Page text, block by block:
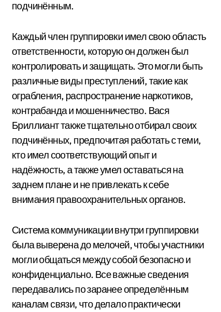
подчинённым.
Каждый член группировки имел свою область
ответственности, которую он должен был
контролировать и защищать. Это могли быть
различные виды преступлений, такие как
ограбления, распространение наркотиков,
контрабанда и мошенничество. Вася
Бриллиант также тщательно отбирал своих
подчинённых, предпочитая работать с теми,
кто имел соответствующий опыт и
надёжность, а также умел оставаться на
заднем плане и не привлекать к себе
внимания правоохранительных органов.
Система коммуникации внутри группировки
была выверена до мелочей, чтобы участники
могли общаться между собой безопасно и
конфиденциально. Все важные сведения
передавались по заранее определённым
каналам связи, что делало практически